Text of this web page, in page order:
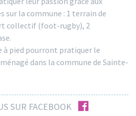
la commune : 1 terrain de
collectif (foot-rugby), 2
à pied pourront pratiquer le
dans la commune de Sainte-
SUR FACEBOOK facebook